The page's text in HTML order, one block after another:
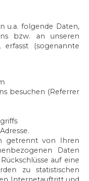
u.a. folgende Daten,
bzw. an unseren
erfasst (sogenannte
besuchen (Referrer
getrennt von Ihren
Daten
auf eine
zu statistischen